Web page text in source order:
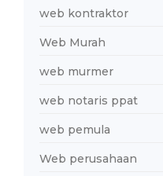
web kontraktor
Web Murah
web murmer
web notaris ppat
web pemula
Web perusahaan